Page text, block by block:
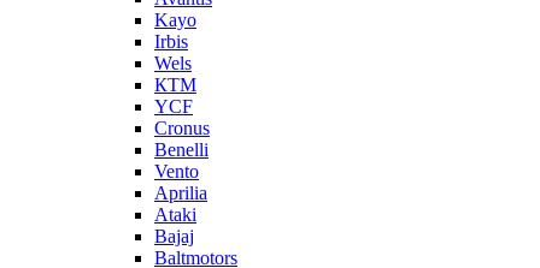
Kayo
Irbis
Wels
КТМ
YCF
Cronus
Benelli
Vento
Aprilia
Ataki
Bajaj
Baltmotors